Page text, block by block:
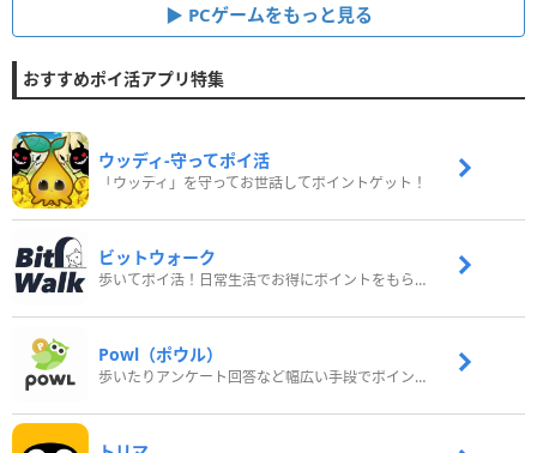
PCゲームをもっと見る
おすすめポイ活アプリ特集
ウッディ‐守ってポイ活
「ウッディ」を守ってお世話してポイントゲット！
ビットウォーク
歩いてポイ活！日常生活でお得にポイントをもらおう
Powl（ポウル）
歩いたりアンケート回答など幅広い手段でポイントをゲット